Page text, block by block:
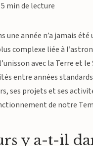
5 min de lecture
une année n’a jamais
complexe liée à
avec la Terre et
entre années
ses projets et ses
de notre
y a-t-il